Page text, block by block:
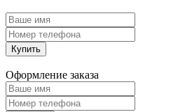
Купить
Оформление заказа